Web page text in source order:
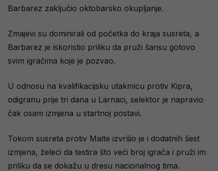
Barbarez zaključio oktobarsko okupljanje.
Zmajevi su dominirali od početka do kraja susreta, a
Barbarez je iskoristio priliku da pruži šansu gotovo
svim igračima koje je pozvao.
U odnosu na kvalifikacijsku utakmicu protiv Kipra,
odigranu prije tri dana u Larnaci, selektor je napravio
čak osam izmjena u startnoj postavi.
Tokom susreta protiv Malte izvršio je i dodatnih šest
izmjena, želeći da testira što veći broj igrača i pruži im
priliku da se dokažu u dresu nacionalnog tima.